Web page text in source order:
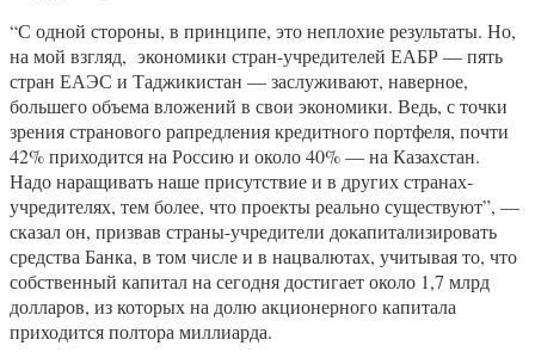
“С одной стороны, в принципе, это неплохие результаты. Но,
на мой взгляд, экономики стран-учредителей ЕАБР — пять
стран ЕАЭС и Таджикистан — заслуживают, наверное,
большего объема вложений в свои экономики. Ведь, с точки
зрения странового рапредления кредитного портфеля, почти
42% приходится на Россию и около 40% — на Казахстан.
Надо наращивать наше присутствие и в других странах-
учредителях, тем более, что проекты реально существуют”, —
сказал он, призвав страны-учредители докапитализировать
средства Банка, в том числе и в нацвалютах, учитывая то, что
собственный капитал на сегодня достигает около 1,7 млрд
долларов, из которых на долю акционерного капитала
приходится полтора миллиарда.